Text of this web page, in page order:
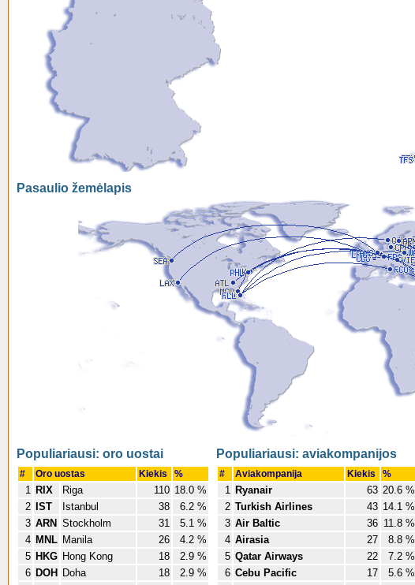
Pasaulio žemėlapis
Populiariausi: oro uostai
# Oro uostas Kiekis %
1 RIX Riga 110 18.0 %
2
IST Istanbul 38
6.2 %
3 ARN Stockholm 31
5.1 %
4 MNL Manila 26
4.2 %
5 HKG Hong Kong 18
2.9 %
6 DOH Doha 18
2.9 %
Populiariausi: aviakompanijos
# Aviakompanija Kiekis %
1 Ryanair 63 20.6 %
2 Turkish Airlines 43 14.1 %
3 Air Baltic 36 11.8 %
4 Airasia 27
8.8 %
5 Qatar Airways 22
7.2 %
6 Cebu Pacific 17
5.6 %